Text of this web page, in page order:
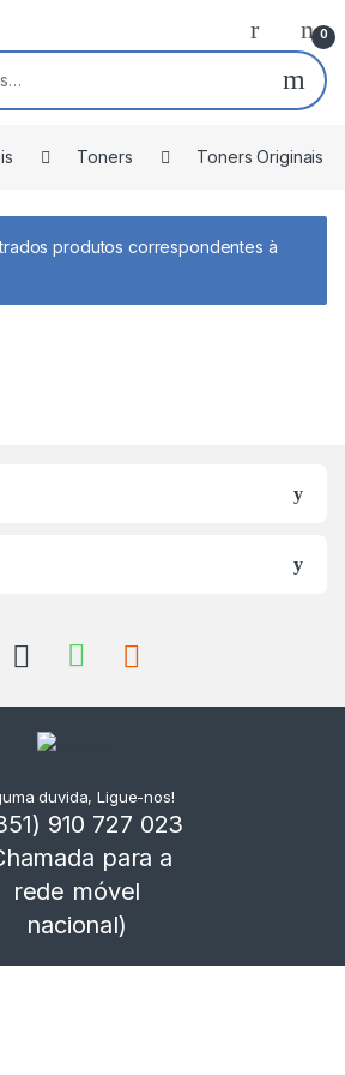
0
Toners Toners Originais
produtos correspondentes à
duvida, Ligue-nos!
910 727 023
para a
rede móvel
nacional)